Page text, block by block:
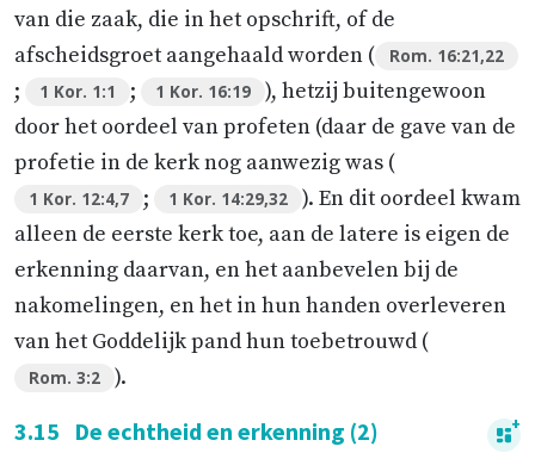
van die zaak, die in het opschrift, of de
afscheidsgroet aangehaald worden (
Rom. 16:21,22
; 1 Kor. 1:1 ; 1 Kor. 16:19
), hetzij buitengewoon
door het oordeel van profeten (daar de gave van de
profetie in de kerk nog aanwezig was (
1 Kor. 12:4,7 ; 1 Kor. 14:29,32
). En dit oordeel kwam
alleen de eerste kerk toe, aan de latere is eigen de
erkenning daarvan, en het aanbevelen bij de
nakomelingen, en het in hun handen overleveren
van het Goddelijk pand hun toebetrouwd (
Rom. 3:2 ).
3.15 De echtheid en erkenning (2)